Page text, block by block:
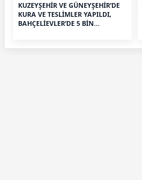
KUZEYŞEHİR VE GÜNEYŞEHİR’DE
KURA VE TESLİMLER YAPILDI,
BAHÇELİEVLER’DE 5 BİN